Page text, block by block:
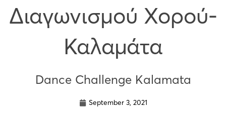
Διαγωνισμού Χορού-
Καλαμάτα
Dance Challenge Kalamata
September 3, 2021